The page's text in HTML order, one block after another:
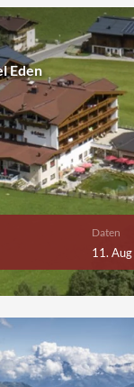
Eden
Daten
11. Aug